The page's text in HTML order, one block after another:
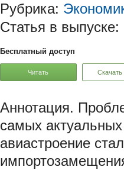
Рубрика:
Статья в выпуске:
Бесплатный доступ
Читать Скачать
самых
авиастроение